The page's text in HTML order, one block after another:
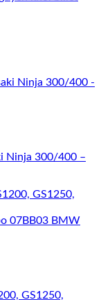
Ninja 300/400 –
GS1250,